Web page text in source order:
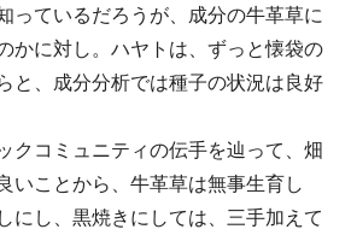
っているだろうが、成分の牛革草に
かに対し。ハヤトは、ずっと懐袋の
と、成分分析では種子の状況は良好
クコミュニティの伝手を辿って、畑
いことから、牛革草は無事生育し
にし、黒焼きにしては、三手加えて